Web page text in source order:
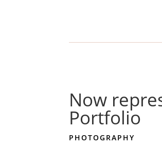
Now
Portfolio
PHOTOGRAPHY